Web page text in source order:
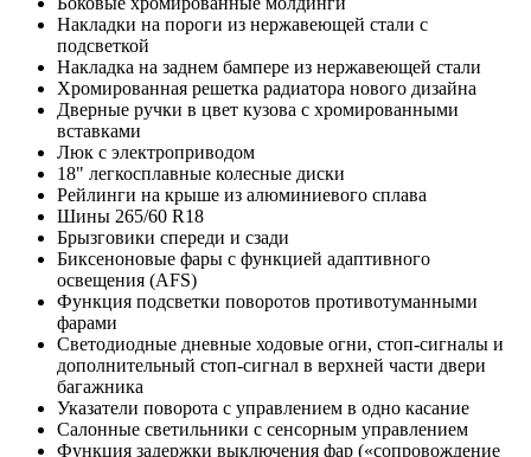
Накладки на пороги из нержавеющей стали c
подсветкой
Накладка на заднем бампере из нержавеющей стали
Хромированная решетка радиатора нового дизайна
Дверные ручки в цвет кузова с хромированными
вставками
Люк с электроприводом
18" легкосплавные колесные диски
Рейлинги на крыше из алюминиевого сплава
Шины 265/60 R18
Брызговики спереди и сзади
Биксеноновые фары с функцией адаптивного
освещения (AFS)
Функция подсветки поворотов противотуманными
фарами
Светодиодные дневные ходовые огни, стоп-сигналы и
дополнительный стоп-сигнал в верхней части двери
багажника
Указатели поворота с управлением в одно касание
Салонные светильники с сенсорным управлением
Функция задержки выключения фар («сопровождение